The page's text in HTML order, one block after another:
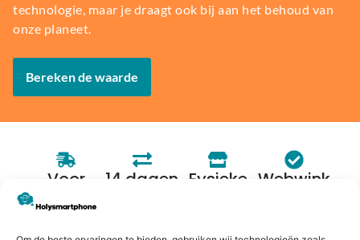
technologie, maar je draagt ook bij aan het behoud van
onze planeet.
Bereken de waarde
Voor
16:00
besteld,
14 dagen Fysieke Webwink